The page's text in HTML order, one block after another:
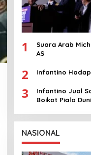
1
Suara Arab
AS
2 Infantino
3
Infantino Jual
Boikot Piala
NASIONAL